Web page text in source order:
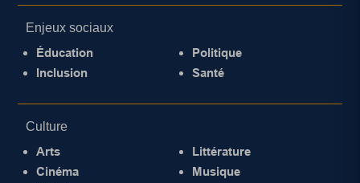
Enjeux sociaux
Éducation
Inclusion
Politique
Santé
Culture
Arts
Cinéma
Littérature
Musique